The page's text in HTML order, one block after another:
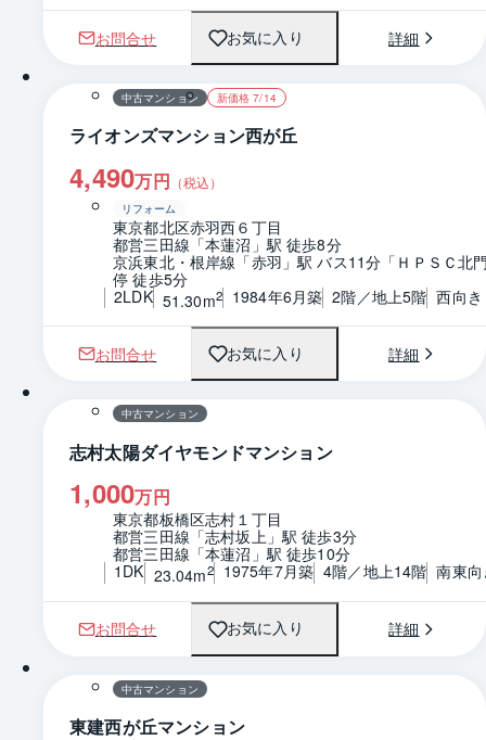
お問合せ お気に入り 詳細
1 / 0 間取り
中古マンション 新価格 7/14
ライオンズマンション西が丘
4,490万円 （税込）
リフォーム
東京都北区赤羽西６丁目
都営三田線「本蓮沼」駅 徒歩8分
京浜東北・根岸線「赤羽」駅 バス11分「ＨＰＳＣ北
停 徒歩5分
2LDK 51.30m2 1984年6月築 2階／地上5階 西向き
お問合せ お気に入り 詳細
1 / 0 間取り
中古マンション
志村太陽ダイヤモンドマンション
1,000万円
東京都板橋区志村１丁目
都営三田線「志村坂上」駅 徒歩3分
都営三田線「本蓮沼」駅 徒歩10分
1DK 23.04m2 1975年7月築 4階／地上14階 南東
お問合せ お気に入り 詳細
1 / 0 間取り
中古マンション
東建西が丘マンション